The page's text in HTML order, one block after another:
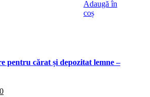
Adaugă în
coș
pentru cărat și depozitat lemne –
Prețul